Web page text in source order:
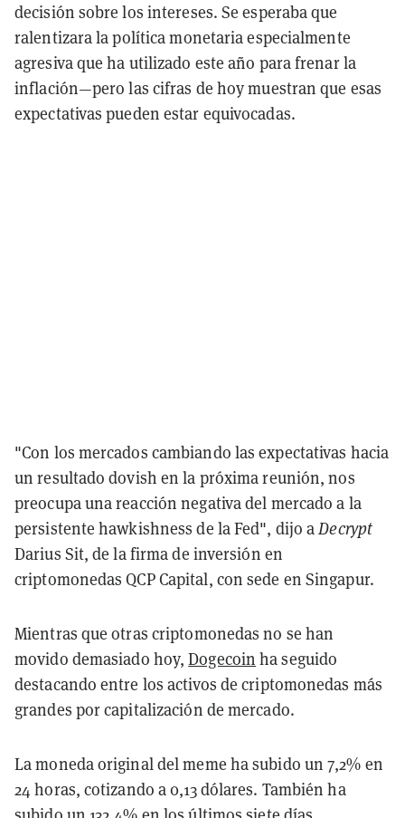
decisión sobre los intereses. Se esperaba que
ralentizara la política monetaria especialmente
agresiva que ha utilizado este año para frenar la
inflación—pero las cifras de hoy muestran que esas
expectativas pueden estar equivocadas.
"Con los mercados cambiando las expectativas hacia
un resultado dovish en la próxima reunión, nos
preocupa una reacción negativa del mercado a la
persistente hawkishness de la Fed", dijo aDecrypt
Darius Sit, de la firma de inversión en
criptomonedas QCP Capital, con sede en Singapur.
Mientras que otras criptomonedas no se han
movido demasiado hoy,Dogecoin ha seguido
destacando entre los activos de criptomonedas más
grandes por capitalización de mercado.
La moneda original del meme ha subido un 7,2% en
24 horas, cotizando a 0,13 dólares. También ha